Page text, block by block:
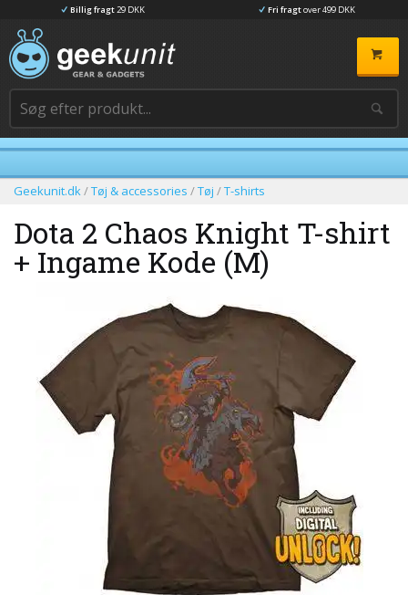
Billig fragt29 DKK Fri fragtover 499 DKK
Geekunit.dk/Tøj & accessories /Tøj /T-shirts
Dota 2 Chaos Knight T-shirt
+ Ingame Kode (M)